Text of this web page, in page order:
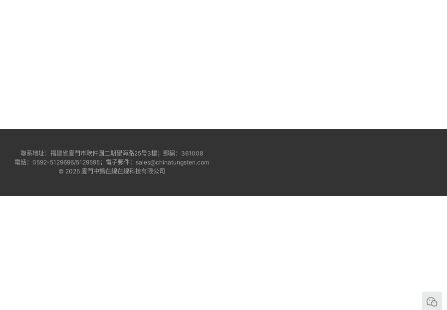
聯系地址：福建省廈門市軟件園二期望海路25号3樓；郵編：361008
電話：0592-5129696/5129595；電子郵件：sales@chinatungsten.com
© 2026 廈門中鎢在線在線科技有限公司